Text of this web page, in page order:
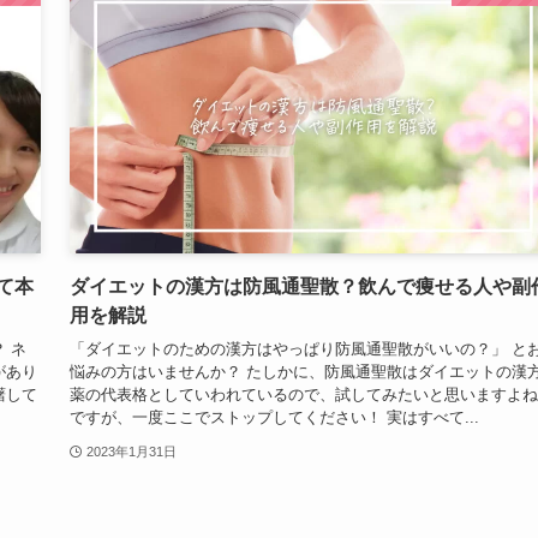
本
ネ
り
して
ダイエットの漢方は防風通聖散？飲んで痩せる人や副
用を解説
「ダイエットのための漢方はやっぱり防風通聖散がいいの？」 と
悩みの方はいませんか？ たしかに、防風通聖散はダイエットの漢
薬の代表格としていわれているので、試してみたいと思いますよね
ですが、一度ここでストップしてください！ 実はすべて...
2023年1月31日